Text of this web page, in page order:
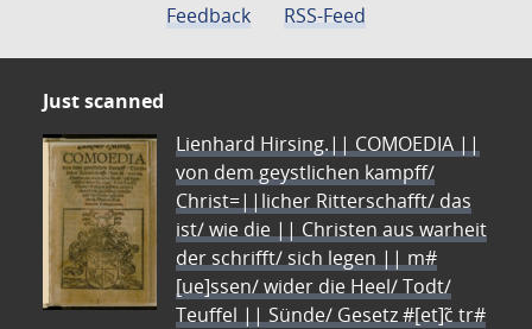
Feedback
RSS-Feed
Just scanned
Lienhard Hirsing.|| COMOEDIA ||
von dem geystlichen kampff/
Christ=||licher Ritterschafft/ das
ist/ wie die || Christen aus warheit
der schrifft/ sich legen || m#
[ue]ssen/ wider die Heel/ Todt/
Teuffel || Sünde/ Gesetz #[et]c̃ tr#